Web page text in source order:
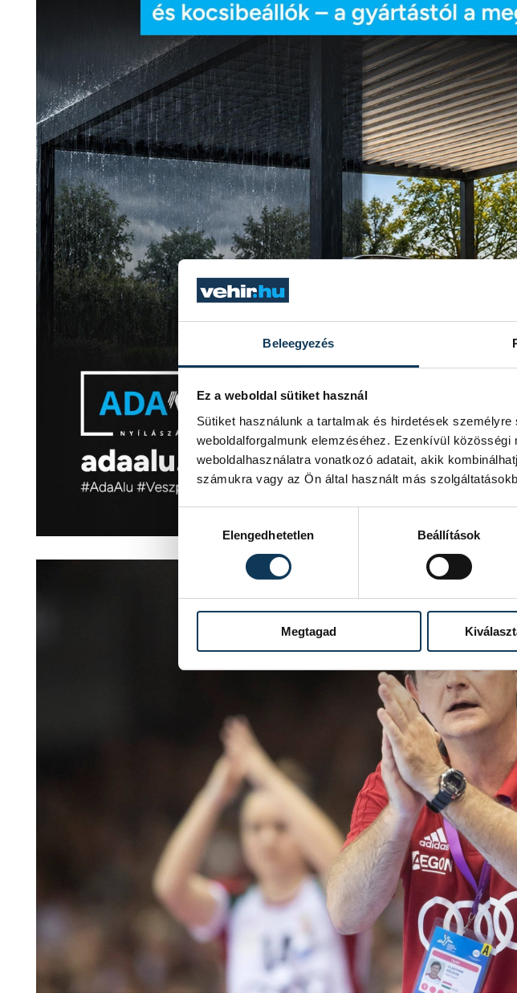
Beleegyezés
Ez a weboldal sütiket használ
Sütiket használunk a tartalmak és hirdetések
weboldalforgalmunk elemzéséhez. Ezenkívül
weboldalhasználatra vonatkozó adatait, akik
számukra vagy az Ön által használt más
Elengedhetetlen
Beállítások
Megtagad